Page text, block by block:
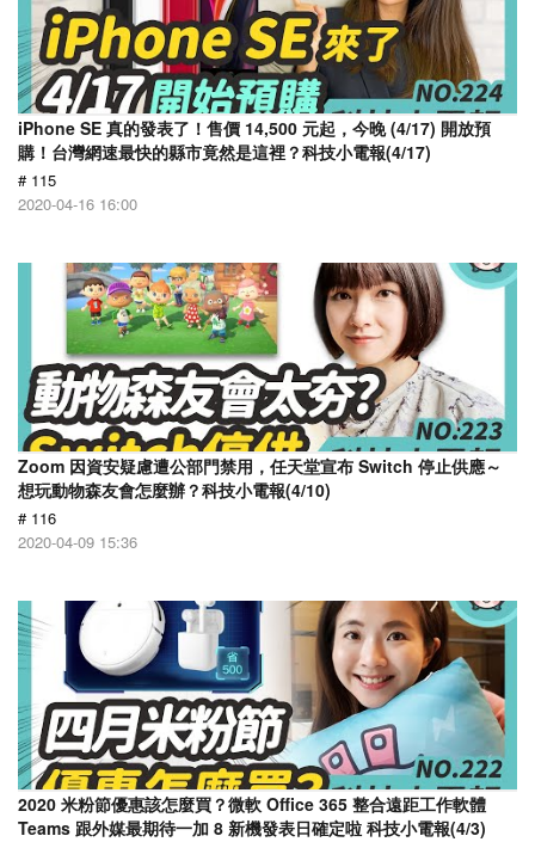
​iPhone SE 真的發表了！售價 14,500 元起，今晚 (4/17) 開放預
購！台灣網速最快的縣市竟然是這裡？科技小電報(4/17)
# 115
2020-04-16 16:00
Zoom 因資安疑慮遭公部門禁用，任天堂宣布 Switch 停止供應～
想玩動物森友會怎麼辦？科技小電報(4/10)
# 116
2020-04-09 15:36
2020 米粉節優惠該怎麼買？微軟 Office 365 整合遠距工作軟體
Teams 跟外媒最期待一加 8 新機發表日確定啦 科技小電報(4/3)